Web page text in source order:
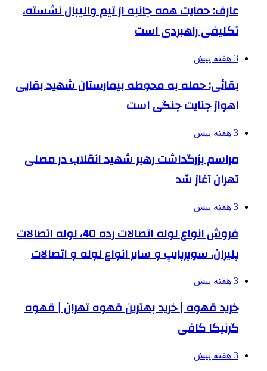
عارف: حمایت همه جانبه از تیم والیبال نشسته،
تکلیفی راهبردی است
3 هفته پیش
بقائی: حمله به محوطه بیمارستان شهید بقایی
اهواز جنایت جنگی است
3 هفته پیش
مراسم بزرگداشت رهبر شهید انقلاب در مصلی
تهران آغاز شد
3 هفته پیش
فروش انواع لوله اتصالات رده 40، لوله اتصالات
پلیران، سوپرپایپ و سایر انواع لوله و اتصالات
3 هفته پیش
خرید قهوه | خرید بهترین قهوه تهران | قهوه
گرنیکا کافی
3 هفته پیش